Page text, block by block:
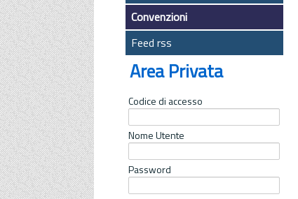
Convenzioni
Feed rss
Area Privata
Codice di accesso
Nome Utente
Password